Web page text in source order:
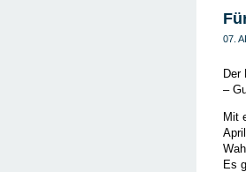
07.
Der
–
Mit
Es